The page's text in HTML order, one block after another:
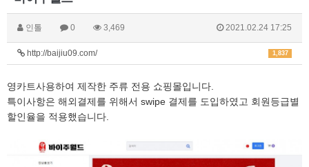
인톨 0 3,469 2021.02.24 17:25
1,837
http://baijiu09.com/
영카트사용하여 제작한 주류 전용 쇼핑몰입니다.
특이사항은 해외결제를 위해서 swipe 결제를 도입하였고 회원등급별
할인율을 적용했습니다.